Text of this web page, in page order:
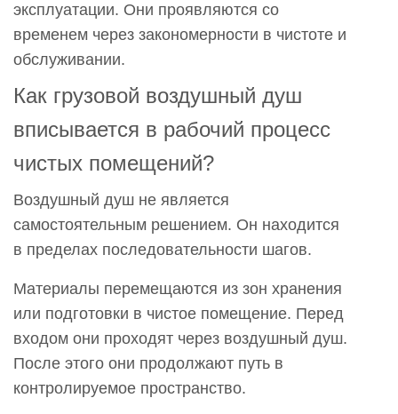
эксплуатации. Они проявляются со
временем через закономерности в чистоте и
обслуживании.
Как грузовой воздушный душ
вписывается в рабочий процесс
чистых помещений?
Воздушный душ не является
самостоятельным решением. Он находится
в пределах последовательности шагов.
Материалы перемещаются из зон хранения
или подготовки в чистое помещение. Перед
входом они проходят через воздушный душ.
После этого они продолжают путь в
контролируемое пространство.